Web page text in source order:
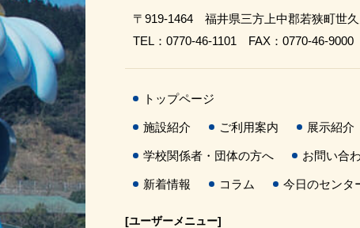
〒919-1464 福井県三方上中郡若狭町世久
TEL：0770-46-1101 FAX：0770-46-9000
トップページ
施設紹介 ご利用案内 展示紹介
学校関係者・団体の方へ お問い合
新着情報 コラム 今日のセンタ
[ユーザーメニュー]